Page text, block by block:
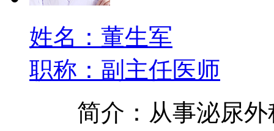
姓名：董生军
职称：副主任医师
简介：从事泌尿外